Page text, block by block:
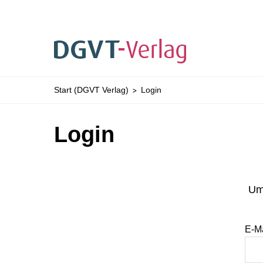
ZUM HAUPTINHALT SPRINGEN
Sie befinden sich hier:
Start (DGVT Verlag) Login
Login
E-